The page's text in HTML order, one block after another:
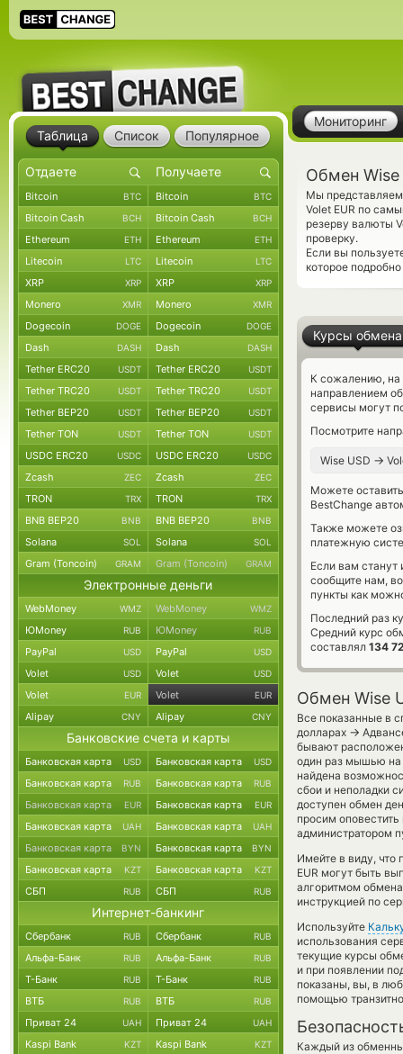
Мониторинг
Обмен Wise
Мы представляем
Volet EUR по
резерву валюты
проверку.
Если вы
которое
Курсы обмена
К сожалению, на
направлением
сервисы могут
Посмотрите
Wise USD →
Можете
BestChange
Также можете
платежную
Если вам
сообщите нам,
пункты как
Последний раз
Средний курс
составлял 134
Обмен Wise
Все показанные в
долларах →
бывают
один раз мышью на
найдена
сбои и неполадки
доступен обмен
просим
администратором
Имейте в виду, что
EUR могут быть
алгоритмом
инструкцией по
Используйте
использования
текущие курсы
и при появлении
показаны, вы, в
помощью
Каждый из
Таблица Список Популярное
Bitcoin BTC Bitcoin BTC
Bitcoin Cash BCH Bitcoin Cash BCH
Ethereum ETH Ethereum ETH
Litecoin LTC Litecoin LTC
XRP XRP XRP XRP
Monero XMR Monero XMR
Dogecoin DOGE Dogecoin DOGE
Dash DASH Dash DASH
Tether ERC20 USDT Tether ERC20 USDT
Tether TRC20 USDT Tether TRC20 USDT
Tether BEP20 USDT Tether BEP20 USDT
Tether TON USDT Tether TON USDT
USDC ERC20 USDC USDC ERC20 USDC
Zcash ZEC Zcash ZEC
TRON TRX TRON TRX
BNB BEP20 BNB BNB BEP20 BNB
Solana SOL Solana SOL
Gram (Toncoin) GRAM Gram (Toncoin) GRAM
Электронные деньги
WebMoney WMZ WebMoney WMZ
ЮMoney RUB ЮMoney RUB
PayPal USD PayPal USD
Volet USD Volet USD
Volet EUR Volet EUR
Alipay CNY Alipay CNY
Банковские счета и карты
Банковская карта USD Банковская карта USD
Банковская карта RUB Банковская карта RUB
Банковская карта EUR Банковская карта EUR
Банковская карта UAH Банковская карта UAH
Банковская карта BYN Банковская карта BYN
Банковская карта KZT Банковская карта KZT
СБП RUB СБП RUB
Интернет-банкинг
Сбербанк RUB Сбербанк RUB
Альфа-Банк RUB Альфа-Банк RUB
Т-Банк RUB Т-Банк RUB
ВТБ RUB ВТБ RUB
Приват 24 UAH Приват 24 UAH
Kaspi Bank KZT Kaspi Bank KZT